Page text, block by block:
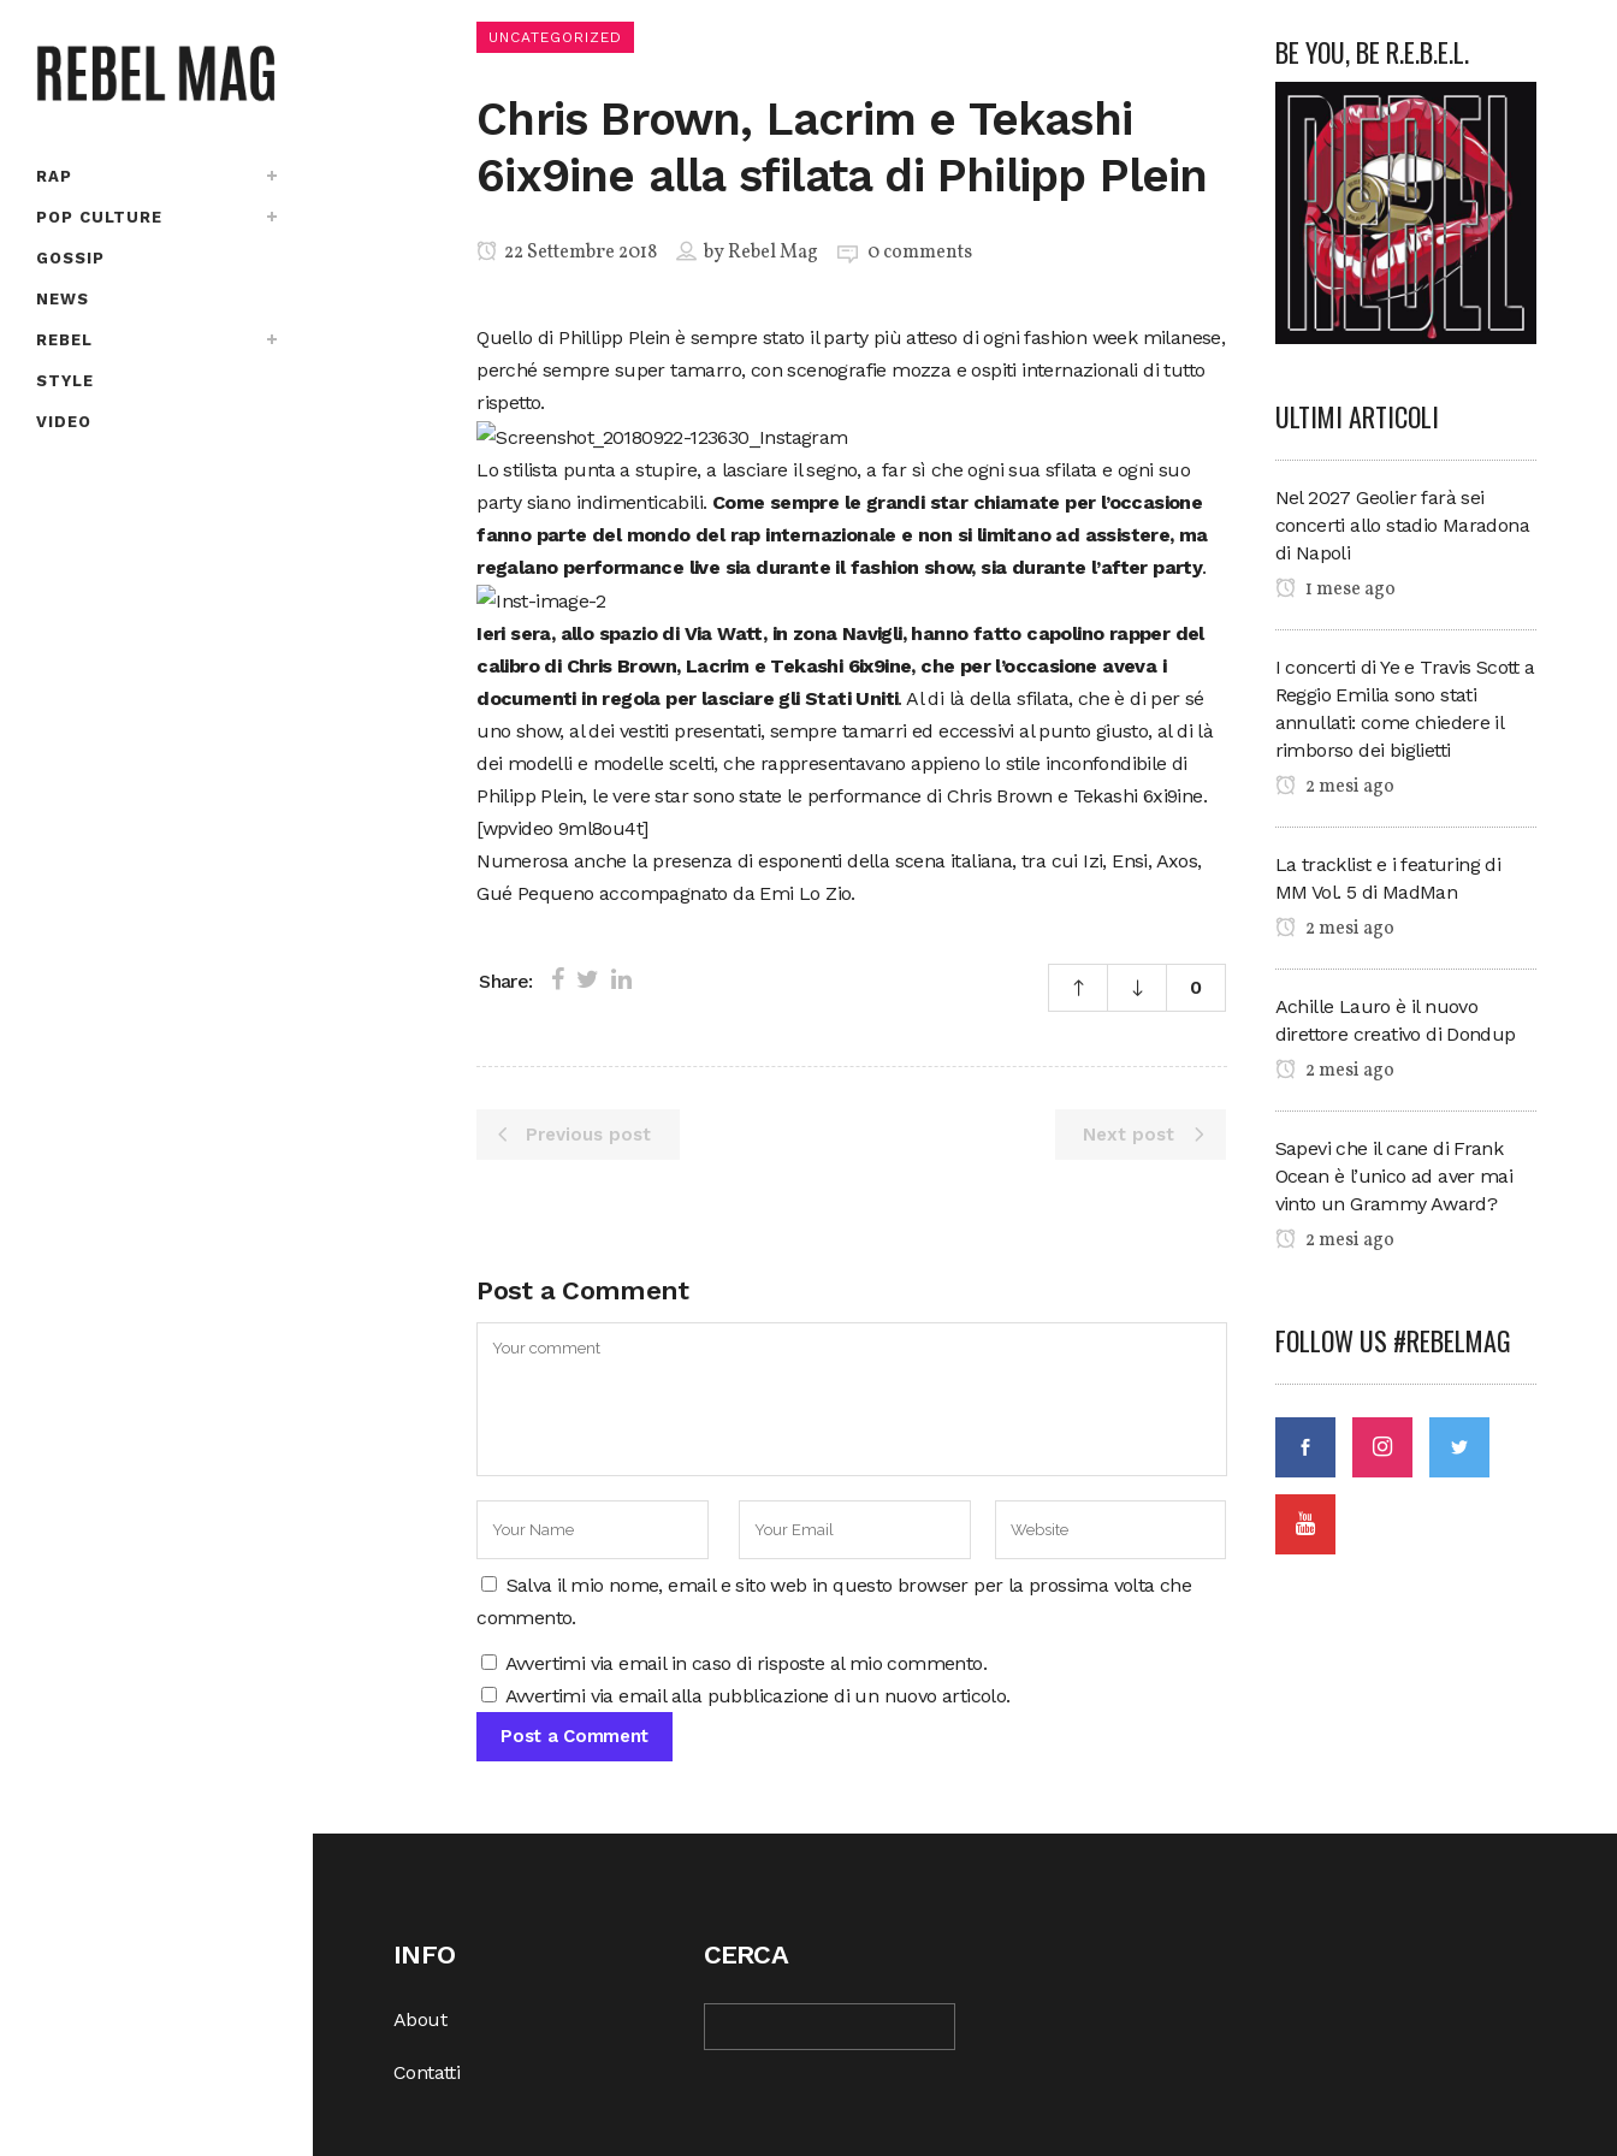
RAP
POP CULTURE
GOSSIP
NEWS
REBEL
STYLE
VIDEO
UNCATEGORIZED
Chris Brown, Lacrim e Tekashi
6ix9ine alla sfilata di Philipp Plein
22 Settembre 2018 byRebel Mag 0 comments
Quello di Phillipp Plein è sempre stato il party più atteso di ogni fashion week milanese,
perché sempre super tamarro, con scenografie mozza e ospiti internazionali di tutto
rispetto.
Lo stilista punta a stupire, a lasciare il segno, a far sì che ogni sua sfilata e ogni suo
party siano indimenticabili. Come sempre le grandi star chiamate per l’occasione
fanno parte del mondo del rap internazionale e non si limitano ad assistere, ma
regalano performance live sia durante il fashion show, sia durante l’after party.
Ieri sera, allo spazio di Via Watt, in zona Navigli, hanno fatto capolino rapper del
calibro di Chris Brown, Lacrim e Tekashi 6ix9ine, che per l’occasione aveva i
documenti in regola per lasciare gli Stati Uniti. Al di là della sfilata, che è di per sé
uno show, al dei vestiti presentati, sempre tamarri ed eccessivi al punto giusto, al di là
dei modelli e modelle scelti, che rappresentavano appieno lo stile inconfondibile di
Philipp Plein, le vere star sono state le performance di Chris Brown e Tekashi 6xi9ine.
[wpvideo 9ml8ou4t]
Numerosa anche la presenza di esponenti della scena italiana, tra cui Izi, Ensi, Axos,
Gué Pequeno accompagnato da Emi Lo Zio.
Share: 0
Previous post Next post
Post a Comment
Salva il mio nome, email e sito web in questo browser per la prossima volta che
commento.
Avvertimi via email in caso di risposte al mio commento.
Avvertimi via email alla pubblicazione di un nuovo articolo.
BE YOU, BE R.E.B.E.L.
ULTIMI ARTICOLI
Nel 2027 Geolier farà sei
concerti allo stadio Maradona
di Napoli
1 mese ago
I concerti di Ye e Travis Scott a
Reggio Emilia sono stati
annullati: come chiedere il
rimborso dei biglietti
2 mesi ago
La tracklist e i featuring di
MM Vol. 5 di MadMan
2 mesi ago
Achille Lauro è il nuovo
direttore creativo di Dondup
2 mesi ago
Sapevi che il cane di Frank
Ocean è l’unico ad aver mai
vinto un Grammy Award?
2 mesi ago
FOLLOW US #REBELMAG
INFO
About
Contatti
CERCA